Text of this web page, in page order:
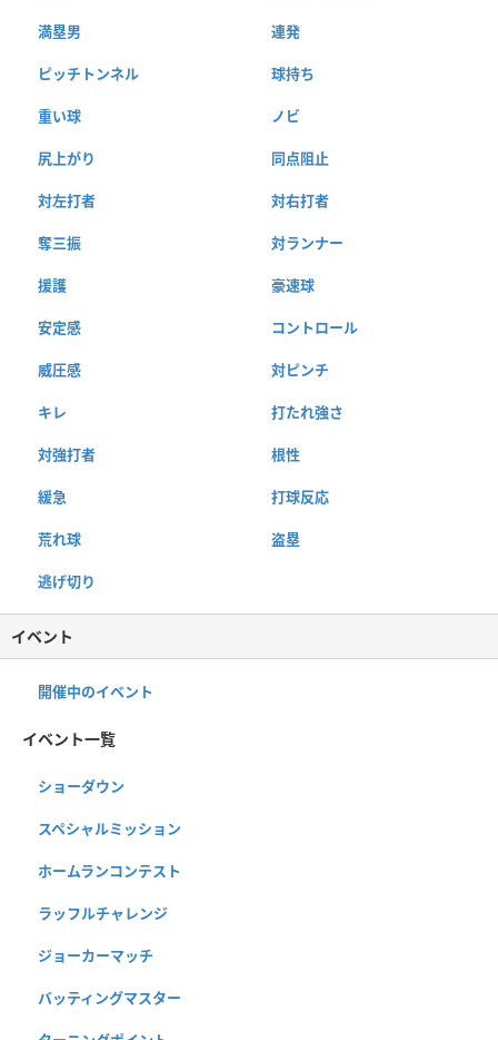
満塁男 連発
ピッチトンネル 球持ち
重い球 ノビ
尻上がり 同点阻止
対左打者 対右打者
奪三振 対ランナー
援護 豪速球
安定感 コントロール
威圧感 対ピンチ
キレ 打たれ強さ
対強打者 根性
緩急 打球反応
荒れ球 盗塁
逃げ切り
イベント
開催中のイベント
イベント一覧
ショーダウン
スペシャルミッション
ホームランコンテスト
ラッフルチャレンジ
ジョーカーマッチ
バッティングマスター